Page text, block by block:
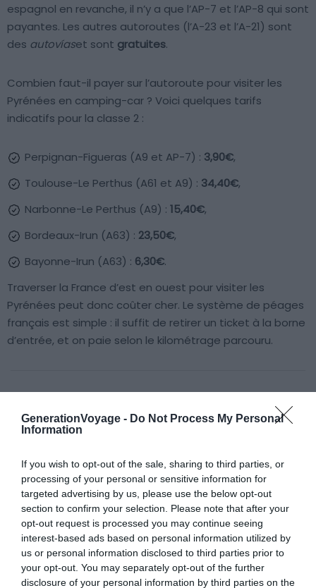
GenerationVoyage - Do Not Process My Personal
Information
If you wish to opt-out of the sale, sharing to third parties, or
processing of your personal or sensitive information for
targeted advertising by us, please use the below opt-out
section to confirm your selection. Please note that after your
opt-out request is processed you may continue seeing
interest-based ads based on personal information utilized by
us or personal information disclosed to third parties prior to
your opt-out. You may separately opt-out of the further
disclosure of your personal information by third parties on the
espagnol en revanche, il n’y a que l’AP-7 et l’AP-8 qui sont
payantes. Les autres autoroutes (l’A-23 et l’A-21) sont
des autovíaset sont gratuites.
Combien faut-il payer sur l’autoroute pour visiter les
Pyrénées en camping-car ? Voici quelques tarifs
indicatifs pour la classe 2 :
Perpignan-Figueras (A9 et AP-7) : 3,90€,
Toulouse-Le Perthus (A61 et A9) : 34,40€,
Narbonne-Le Perthus (A9) : 15,40€,
Bordeaux-Irun (A63) : 23,50€,
Bayonne-Irun (A63) : 6,30€.
Traverser la France d’est en ouest pour visiter les
Pyrénées peut donc coûter cher. Le système de péages
français est simple : il suffit de retirer un ticket à la borne
d’entrée, et on paie selon le kilométrage parcouru.
À lire aussi sur le guide Occitanie :
Pyrénées
Les 13 meilleurs campings dans les Gorges du Tarn
8 campings en pleine nature dans les Pyrénées
L’Ariège en Camping-Car : location, conseils, aires,
itinéraires